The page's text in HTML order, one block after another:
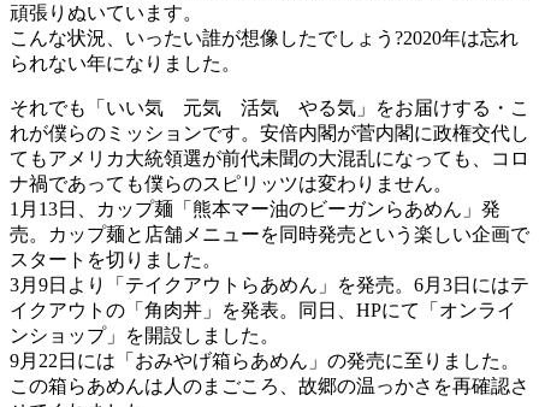
頑張りぬいています。
こんな状況、いったい誰が想像したでしょう?2020年は忘れ
られない年になりました。
それでも「いい気 元気 活気 やる気」をお届けする・こ
れが僕らのミッションです。安倍内閣が菅内閣に政権交代し
てもアメリカ大統領選が前代未聞の大混乱になっても、コロ
ナ禍であっても僕らのスピリッツは変わりません。
1月13日、カップ麺「熊本マー油のビーガンらあめん」発
売。カップ麺と店舗メニューを同時発売という楽しい企画で
スタートを切りました。
3月9日より「テイクアウトらあめん」を発売。6月3日にはテ
イクアウトの「角肉丼」を発表。同日、HPにて「オンライ
ンショップ」を開設しました。
9月22日には「おみやげ箱らあめん」の発売に至りました。
この箱らあめんは人のまごころ、故郷の温っかさを再確認さ